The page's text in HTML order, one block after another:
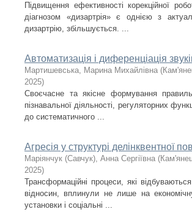
Підвищення ефективності корекційної
діагнозом «дизартрія» є однією з
дизартрію, збільшується. ...
Автоматизація і диференціація
Мартишевська, Марина Михайлівна (
2025)
Своєчасне та якісне формування
пізнавальної діяльності, регуляторних
до систематичного ...
Агресія у структурі делінквентної
Маріянчук (Савчук), Анна Сергіївна (
2025)
Трансформаційні процеси, які
відносин, вплинули не лише на
установки і соціальні ...